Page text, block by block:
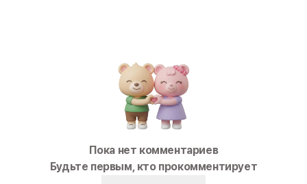
Пока нет комментариев
Будьте первым, кто прокомментирует